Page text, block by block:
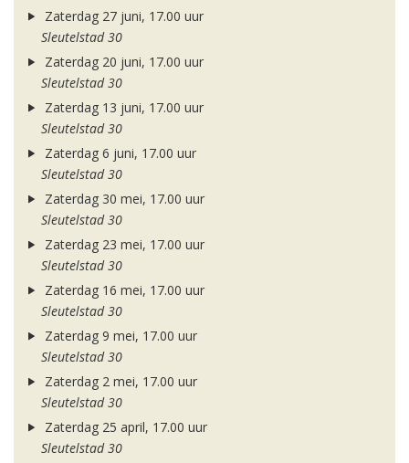
Zaterdag 27 juni, 17.00 uur
Sleutelstad 30
Zaterdag 20 juni, 17.00 uur
Sleutelstad 30
Zaterdag 13 juni, 17.00 uur
Sleutelstad 30
Zaterdag 6 juni, 17.00 uur
Sleutelstad 30
Zaterdag 30 mei, 17.00 uur
Sleutelstad 30
Zaterdag 23 mei, 17.00 uur
Sleutelstad 30
Zaterdag 16 mei, 17.00 uur
Sleutelstad 30
Zaterdag 9 mei, 17.00 uur
Sleutelstad 30
Zaterdag 2 mei, 17.00 uur
Sleutelstad 30
Zaterdag 25 april, 17.00 uur
Sleutelstad 30